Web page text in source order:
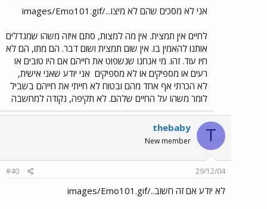
אני לא מסכים שהם לא מיצו.../images/Emo101.gif
לחיים אין תמצית. אין מה למצות, סתם איזה משהו שמגדלים
אותנו להאמין בו. אין שום תמצית ושום דבר. הם מתו, הם לא
חיו עוד. זהו. מי אנחנו שנשפוט את חייהם אם היו טובים או
רעים או מספיקים או לא מספיקים אני יודע שאני אישית,
לא הכרתי אף אחד מהם ובטוח לא חייתי את חייהם בשביל
לומר משהו על החיים שלהם. לא תקיפה, נקודה למחשבה
T
thebaby
New member
29/12/04
#40
לא יודע אם זה חשוב../images/Emo101.gif